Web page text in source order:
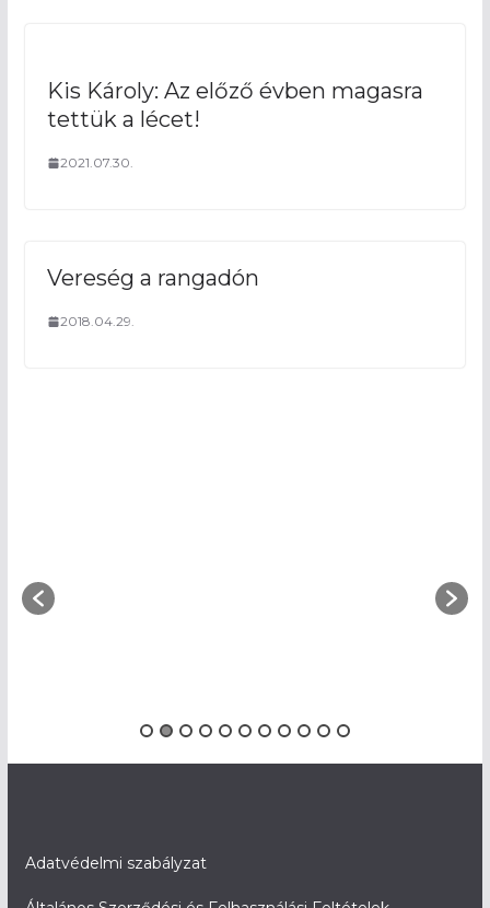
Kis Károly: Az előző évben magasra
tettük a lécet!
2021.07.30.
Vereség a rangadón
2018.04.29.
Adatvédelmi szabályzat